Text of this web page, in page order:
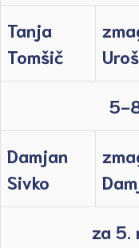
Tanja
Tomšič
Uroš
5-
Damjan
Sivko
za 5.